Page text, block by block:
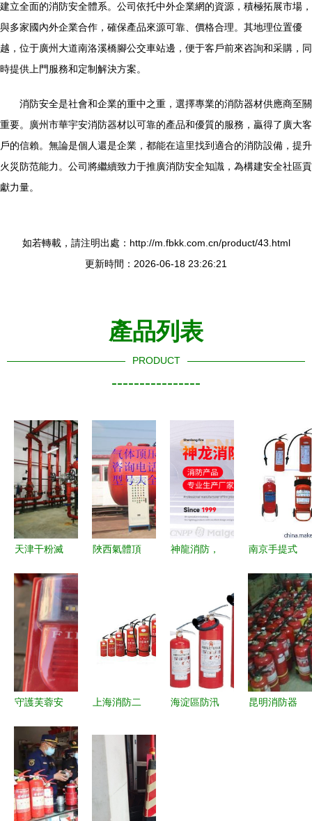
建立全面的消防安全體系。公司依托中外企業網的資源，積極拓展市場，
與多家國內外企業合作，確保產品來源可靠、價格合理。其地理位置優
越，位于廣州大道南洛溪橋腳公交車站邊，便于客戶前來咨詢和采購，同
時提供上門服務和定制解決方案。
消防安全是社會和企業的重中之重，選擇專業的消防器材供應商至關
重要。廣州市華宇安消防器材以可靠的產品和優質的服務，贏得了廣大客
戶的信賴。無論是個人還是企業，都能在這里找到適合的消防設備，提升
火災防范能力。公司將繼續致力于推廣消防安全知識，為構建安全社區貢
獻力量。
如若轉載，請注明出處：http://m.fbkk.com.cn/product/43.html
更新時間：2026-06-18 23:26:21
產品列表
PRODUCT
----------------
天津干粉滅
年檢與銷售
一站式消防
器材服務
陜西氣體頂
市場供應
神龍消防，
久神龍消防
器材品牌與
產品介紹
南京手提式
指南 廠
家、價格與
寧新消防器
材銷售中心
介紹
守護芙蓉安
全防線——
長沙市芙蓉
區捷晟消防
設備銷售部
上海消防二
檢查與滅火
器維護全流
程指南
海淀區防汛
昆明消防器